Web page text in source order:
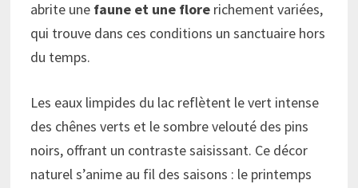
abrite une faune et une flore richement variées,
qui trouve dans ces conditions un sanctuaire hors
du temps.
Les eaux limpides du lac reflètent le vert intense
des chênes verts et le sombre velouté des pins
noirs, offrant un contraste saisissant. Ce décor
naturel s’anime au fil des saisons : le printemps